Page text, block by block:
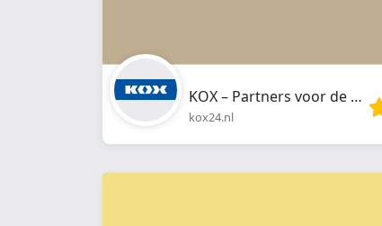
KOX – Partners voor de Bosbouw en Tuin
kox24.nl